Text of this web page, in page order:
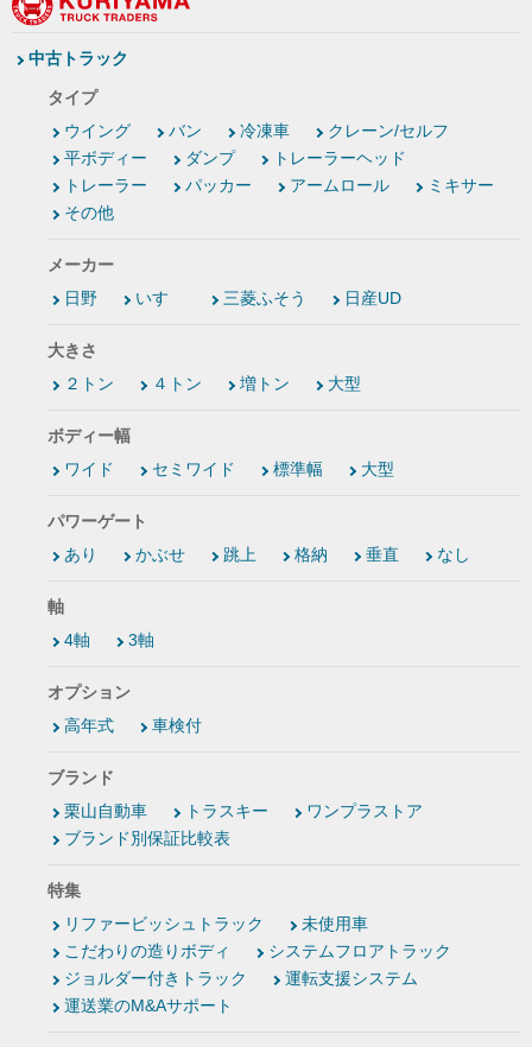
中古トラック
タイプ
ウイング
バン 冷凍車
クレーン/セルフ
平ボディー
ダンプ
トレーラーヘッド
トレーラー
パッカー アームロール
ミキサー
その他
メーカー
日野
いすゞ 三菱ふそう 日産UD
大きさ
２トン
４トン 増トン 大型
ボディー幅
ワイド
セミワイド 標準幅 大型
パワーゲート
あり
かぶせ 跳上 格納 垂直 なし
軸
4軸
3軸
オプション
高年式
車検付
ブランド
栗山自動車
トラスキー
ワンプラストア
ブランド別保証比較表
特集
リファービッシュトラック
未使用車
こだわりの造りボディ
システムフロアトラック
ジョルダー付きトラック
運転支援システム
運送業のM&Aサポート